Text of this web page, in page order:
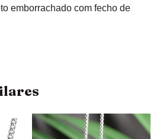
emborrachado com fecho de